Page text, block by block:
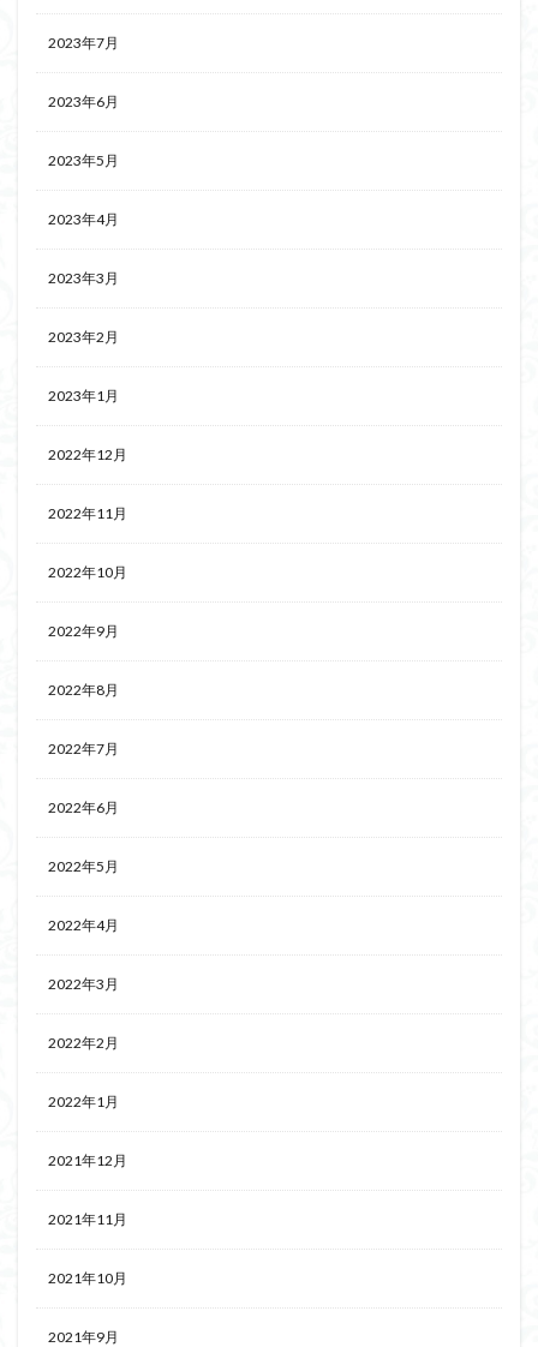
2023年7月
2023年6月
2023年5月
2023年4月
2023年3月
2023年2月
2023年1月
2022年12月
2022年11月
2022年10月
2022年9月
2022年8月
2022年7月
2022年6月
2022年5月
2022年4月
2022年3月
2022年2月
2022年1月
2021年12月
2021年11月
2021年10月
2021年9月